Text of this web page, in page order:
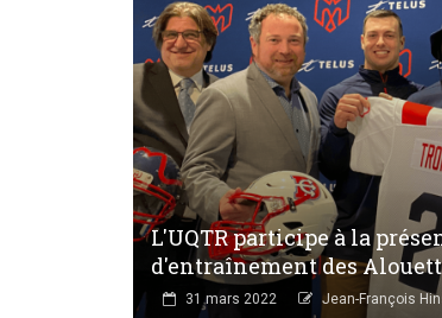
L'UQTR participe à la
d'entraînement des
31 mars 2022 Jean-François